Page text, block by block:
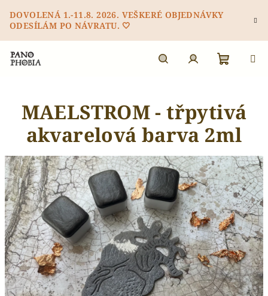
na
obsah
DOVOLENÁ 1.-11.8. 2026. VEŠKERÉ OBJEDNÁVKY
ODESÍLÁM PO NÁVRATU. 🤍
košík
MAELSTROM - třpytivá
akvarelová barva 2ml